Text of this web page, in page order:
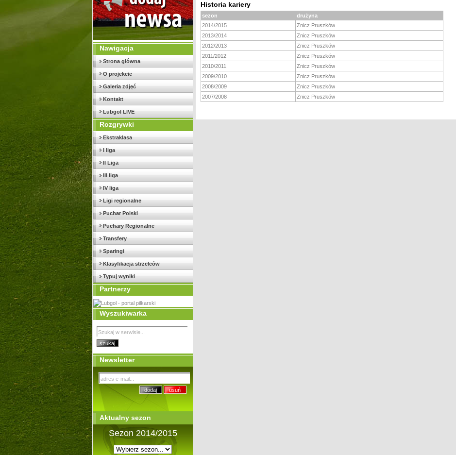
Nawigacja
Strona główna
O projekcie
Galeria zdjęć
Kontakt
Lubgol LIVE
Rozgrywki
Ekstraklasa
I liga
II Liga
III liga
IV liga
Ligi regionalne
Puchar Polski
Puchary Regionalne
Transfery
Sparingi
Klasyfikacja strzelców
Typuj wyniki
Partnerzy
Wyszukiwarka
Newsletter
Aktualny sezon
Sezon 2014/2015
Historia kariery
sezon
drużyna
2014/2015
Znicz Pruszków
2013/2014
Znicz Pruszków
2012/2013
Znicz Pruszków
2011/2012
Znicz Pruszków
2010/2011
Znicz Pruszków
2009/2010
Znicz Pruszków
2008/2009
Znicz Pruszków
2007/2008
Znicz Pruszków